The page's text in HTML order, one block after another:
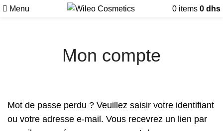
Menu 0 items 0 dhs
Mon compte
Mot de passe perdu ? Veuillez saisir votre identifiant
ou votre adresse e-mail. Vous recevrez un lien par
Livraison gratuiteà partir de 300dhs